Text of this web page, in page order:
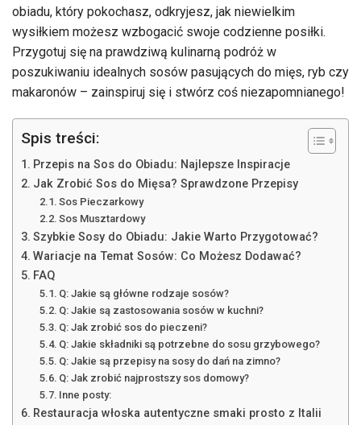
obiadu, który pokochasz, odkryjesz, jak niewielkim
wysiłkiem możesz wzbogacić swoje codzienne posiłki.
Przygotuj się na prawdziwą kulinarną podróż w
poszukiwaniu idealnych sosów pasujących do mięs, ryb czy
makaronów – zainspiruj się i stwórz coś niezapomnianego!
Spis treści:
Przepis na Sos do Obiadu: Najlepsze Inspiracje
Jak Zrobić Sos do Mięsa? Sprawdzone Przepisy
Sos Pieczarkowy
Sos Musztardowy
Szybkie Sosy do Obiadu: Jakie Warto Przygotować?
Wariacje na Temat Sosów: Co Możesz Dodawać?
FAQ
Q: Jakie są główne rodzaje sosów?
Q: Jakie są zastosowania sosów w kuchni?
Q: Jak zrobić sos do pieczeni?
Q: Jakie składniki są potrzebne do sosu grzybowego?
Q: Jakie są przepisy na sosy do dań na zimno?
Q: Jak zrobić najprostszy sos domowy?
Inne posty:
Restauracja włoska autentyczne smaki prosto z Italii